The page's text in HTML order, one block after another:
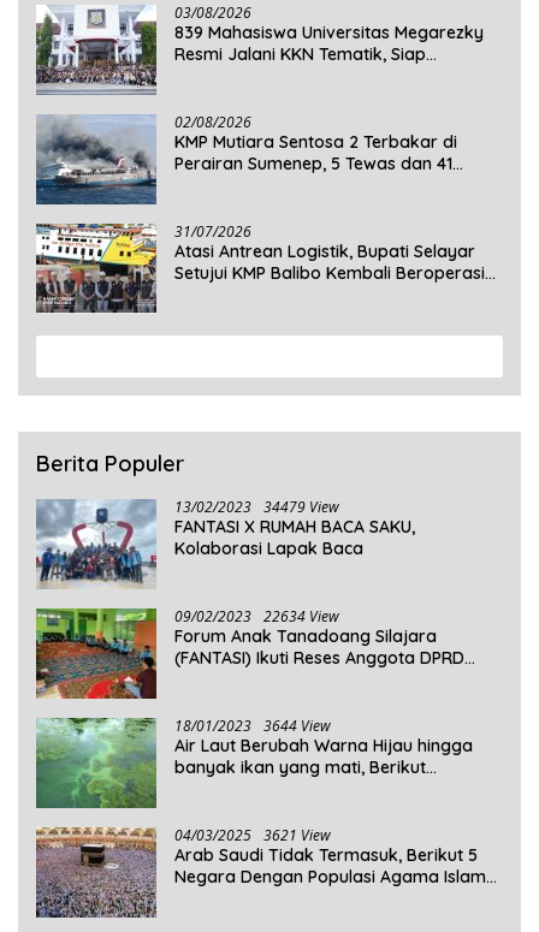
03/08/2026
839 Mahasiswa Universitas Megarezky
Resmi Jalani KKN Tematik, Siap
02/08/2026
KMP Mutiara Sentosa 2 Terbakar di
Perairan Sumenep, 5 Tewas dan 41
31/07/2026
Atasi Antrean Logistik, Bupati Selayar
Setujui KMP Balibo Kembali Beroperasi
Berita Populer
13/02/2023 34479 View
FANTASI X RUMAH BACA SAKU,
Kolaborasi Lapak Baca
09/02/2023 22634 View
Forum Anak Tanadoang Silajara
(FANTASI) Ikuti Reses Anggota DPRD
18/01/2023 3644 View
Air Laut Berubah Warna Hijau hingga
banyak ikan yang mati, Berikut
04/03/2025 3621 View
Arab Saudi Tidak Termasuk, Berikut 5
Negara Dengan Populasi Agama Islam